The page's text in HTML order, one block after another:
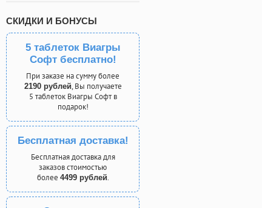
СКИДКИ И БОНУСЫ
5 таблеток Виагры
Софт бесплатно!
При заказе на сумму более
2190 рублей, Вы получаете
5 таблеток Виагры Софт в
подарок!
Бесплатная доставка!
Бесплатная доставка для
заказов стоимостью
более 4499 рублей.